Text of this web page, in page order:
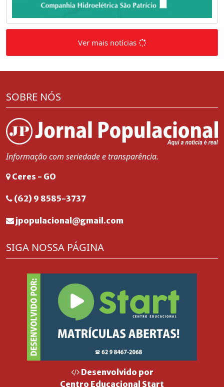
Ver mais notícias
SOBRE NÓS
Informação com seriedade e transparência.
Ceres - GO
(62) 9 8585-3737
jpopulacional@gmail.com
SIGA NOSSA PÁGINA
Desenvolvido por
Centro Educacional Start